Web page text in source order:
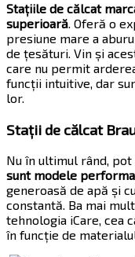
Stațiile de călcat
superioară. Oferă o
presiune mare a
de țesături. Vin și
care nu permit
funcții intuitive, dar
lor.
Stații de călcat
Nu în ultimul rând, pot
sunt modele
generoasă de apă și
constantă. Ba mai
tehnologia iCare, cea
în funcție de